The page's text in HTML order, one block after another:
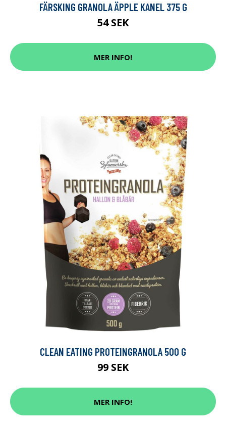
FÄRSKING GRANOLA ÄPPLE KANEL 375 G
54 SEK
MER INFO!
CLEAN EATING PROTEINGRANOLA 500 G
99 SEK
MER INFO!